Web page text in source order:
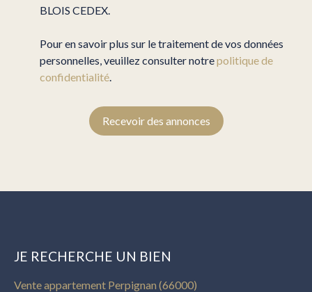
BLOIS CEDEX.
Pour en savoir plus sur le traitement de vos données
personnelles, veuillez consulter notrepolitique de
confidentialité.
Recevoir des annonces
JE RECHERCHE UN BIEN
Vente appartement Perpignan (66000)